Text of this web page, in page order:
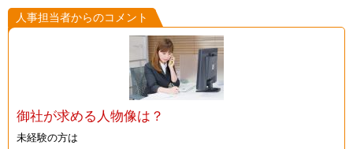
人事担当者からのコメント
御社が求める人物像は？
未経験の方は